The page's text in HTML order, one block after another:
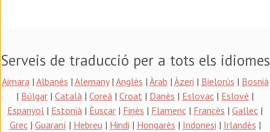
Serveis de traducció per a tots els idiomes
Aimara| Albanès | Alemany| Anglès | Àrab | Àzeri | Bielorús | Bosnià
| Búlgar | Català | Coreà | Croat | Danès | Eslovac | Eslovè |
Espanyol | Estonià | Èuscar | Finès | Flamenc | Francès | Gallec |
Grec| Guaraní | Hebreu | Hindi | Hongarès | Indonesi | Irlandès |